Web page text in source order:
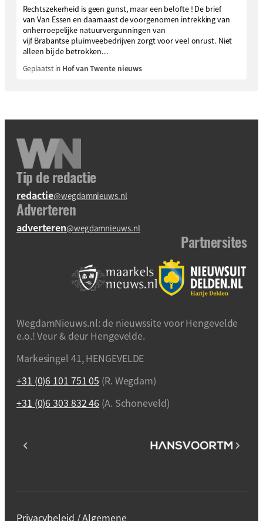
Rechtszekerheid is geen gunst, maar een belofte ! De brief
van Van Essen en daarnaast de voorgenomen intrekking van
onherroepelijke natuurvergunningen van
vijf Brabantse pluimveebedrijven zorgt voor veel onrust. Niet
alleen bij de betrokken...
Geplaatst in Hof van Twente nieuws
Tip de redactie
redactie@wegdamnieuws.nl
Adverteren
adverteren@wegdamnieuws.nl
Partnersites
WegdamNieuws.nl: de nieuwssite voor Hengevelde
e.o.! Veur & deur Hengevelde.
Markesingel 41, HENGEVELDE
+31 (0)6 101 751 05 (R. Wegdam)
+31 (0)6 303 832 46 (A. Schoneveld)
Privacybeleid / Algemene